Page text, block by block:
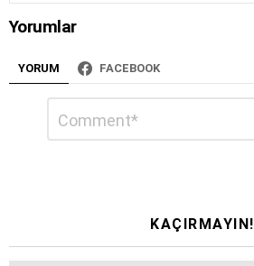
Yorumlar
YORUM FACEBOOK
KAÇIRMAYIN!